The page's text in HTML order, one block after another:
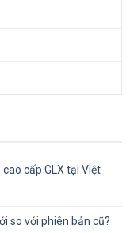
cấp GLX tại Việt
so với phiên bản cũ?